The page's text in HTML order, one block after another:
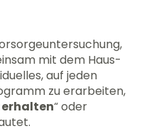
mit dem Haus-
auf jeden
zu erarbeiten,
“ oder